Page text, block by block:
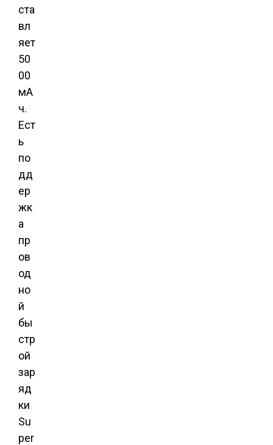
ста
вл
яет
50
00
мА
ч.
Ест
ь
по
дд
ер
жк
а
пр
ов
од
но
й
бы
стр
ой
зар
яд
ки
Su
per